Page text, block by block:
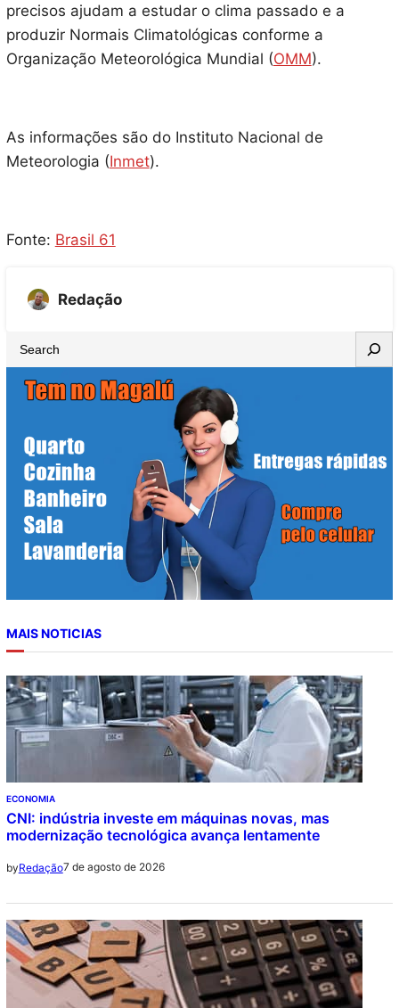
precisos ajudam a estudar o clima passado e a
produzir Normais Climatológicas conforme a
Organização Meteorológica Mundial (OMM).
As informações são do Instituto Nacional de
Meteorologia (Inmet).
Fonte: Brasil 61
Redação
e
MAIS NOTICIAS
ECONOMIA
CNI: indústria investe em máquinas novas, mas
modernização tecnológica avança lentamente
byRedação7 de agosto de 2026